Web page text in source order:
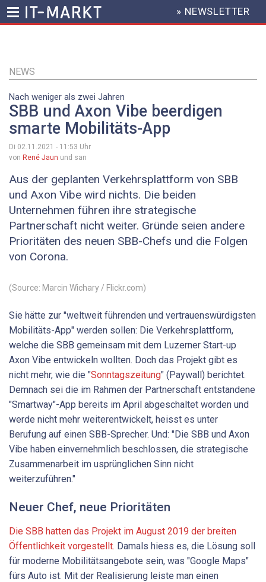
Inhalt
HEADER
MENU
» NEWSLETTER
NEWS
Nach weniger als zwei Jahren
SBB und Axon Vibe beerdigen
smarte Mobilitäts-App
Di 02.11.2021 - 11:53 Uhr
von René Jaun und san
Aus der geplanten Verkehrsplattform von SBB
und Axon Vibe wird nichts. Die beiden
Unternehmen führen ihre strategische
Partnerschaft nicht weiter. Gründe seien andere
Prioritäten des neuen SBB-Chefs und die Folgen
von Corona.
(Source: Marcin Wichary / Flickr.com)
Sie hätte zur "weltweit führenden und vertrauenswürdigsten
Mobilitäts-App" werden sollen: Die Verkehrsplattform,
welche die SBB gemeinsam mit dem Luzerner Start-up
Axon Vibe entwickeln wollten. Doch das Projekt gibt es
nicht mehr, wie die "Sonntagszeitung" (Paywall) berichtet.
Demnach sei die im Rahmen der Partnerschaft entstandene
"Smartway"-App bereits im April abgeschaltet worden und
werde nicht mehr weiterentwickelt, heisst es unter
Berufung auf einen SBB-Sprecher. Und: "Die SBB und Axon
Vibe haben einvernehmlich beschlossen, die strategische
Zusammenarbeit im usprünglichen Sinn nicht
weiterzuführen."
Neuer Chef, neue Prioritäten
Die SBB hatten das Projekt im August 2019 der breiten
Öffentlichkeit vorgestellt. Damals hiess es, die Lösung soll
für moderne Mobilitätsangebote sein, was "Google Maps"
fürs Auto ist. Mit der Realisierung leiste man einen